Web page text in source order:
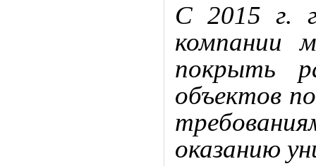
С 2015 г.
компании
покрыть
объектов
оказанию